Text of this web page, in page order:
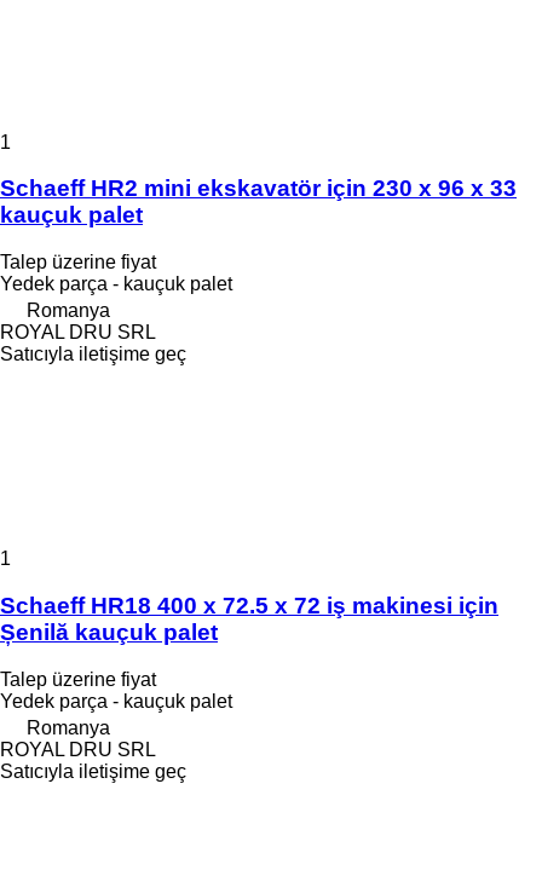
1
Schaeff HR2 mini ekskavatör için 230 x 96 x 33
kauçuk palet
Talep üzerine fiyat
Yedek parça - kauçuk palet
Romanya
ROYAL DRU SRL
Satıcıyla iletişime geç
1
Schaeff HR18 400 x 72.5 x 72 iş makinesi için
Șenilă kauçuk palet
Talep üzerine fiyat
Yedek parça - kauçuk palet
Romanya
ROYAL DRU SRL
Satıcıyla iletişime geç